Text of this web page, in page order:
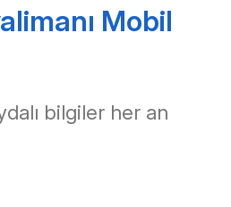
Mobil
bilgiler her an